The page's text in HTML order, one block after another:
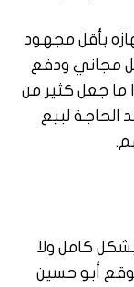
بأقل مجهود
مجاني ودفع
ما جعل كثير من
الحاجة لبيع
كامل ولا
أبو حسين